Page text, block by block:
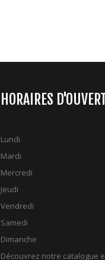
HORAIRES
Lundi
Mardi
Mercredi
Jeudi
Vendredi
Samedi
Dimanche
Découvrez notre catalogue